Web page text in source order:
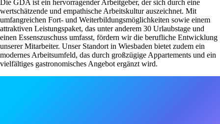
Die GDA ist ein hervorragender Arbeitgeber, der sich durch eine
wertschätzende und empathische Arbeitskultur auszeichnet. Mit
umfangreichen Fort- und Weiterbildungsmöglichkeiten sowie einem
attraktiven Leistungspaket, das unter anderem 30 Urlaubstage und
einen Essenszuschuss umfasst, fördern wir die berufliche Entwicklung
unserer Mitarbeiter. Unser Standort in Wiesbaden bietet zudem ein
modernes Arbeitsumfeld, das durch großzügige Appartements und ein
vielfältiges gastronomisches Angebot ergänzt wird.